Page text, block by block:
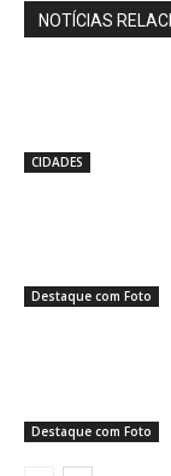
NOTÍCIAS
CIDADES
Destaque com Foto
Destaque com Foto